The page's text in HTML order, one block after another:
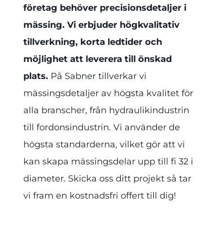
företag behöver precisionsdetaljer i
mässing. Vi erbjuder högkvalitativ
tillverkning, korta ledtider och
möjlighet att leverera till önskad
plats. På Sabner tillverkar vi
mässingsdetaljer av högsta kvalitet för
alla branscher, från hydraulikindustrin
till fordonsindustrin. Vi använder de
högsta standarderna, vilket gör att vi
kan skapa mässingsdelar upp till fi 32 i
diameter. Skicka oss ditt projekt så tar
vi fram en kostnadsfri offert till dig!